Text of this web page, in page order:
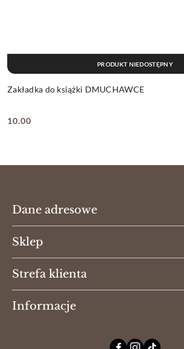
Zakładka do książki DMUCHAWCE
Cena:
10.00
PRODUKT NIEDOSTĘPNY
Dane adresowe
Sklep
Strefa klienta
Informacje